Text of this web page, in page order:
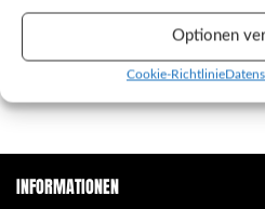
Optionen
Cookie-Richtlinie
LEFT HAND BLACK - s/t (LP)
INFORMATIONEN